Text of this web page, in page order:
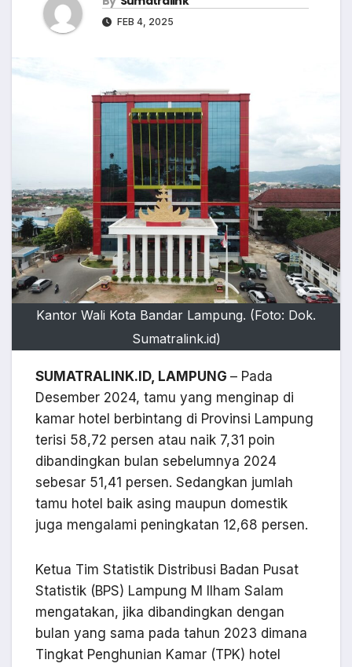
FEB 4, 2025
Kantor Wali Kota Bandar Lampung. (Foto: Dok.
Sumatralink.id)
SUMATRALINK.ID, LAMPUNG – Pada
Desember 2024, tamu yang menginap di
kamar hotel berbintang di Provinsi Lampung
terisi 58,72 persen atau naik 7,31 poin
dibandingkan bulan sebelumnya 2024
sebesar 51,41 persen. Sedangkan jumlah
tamu hotel baik asing maupun domestik
juga mengalami peningkatan 12,68 persen.
Ketua Tim Statistik Distribusi Badan Pusat
Statistik (BPS) Lampung M Ilham Salam
mengatakan, jika dibandingkan dengan
bulan yang sama pada tahun 2023 dimana
Tingkat Penghunian Kamar (TPK) hotel